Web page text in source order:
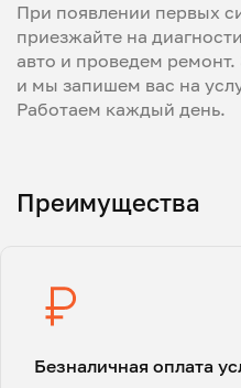
При появлении первых
приезжайте на
авто и проведем
и мы запишем вас на
Работаем каждый день.
Преимущества
Безналичная оплата